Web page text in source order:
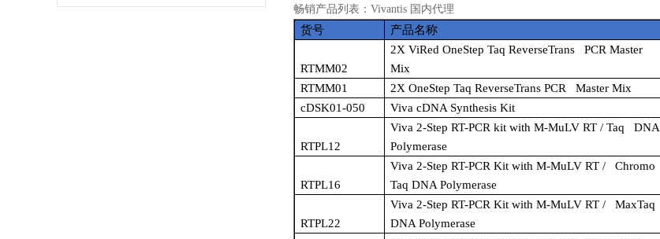
畅销产品列表： Vivantis 国内代理
货号 产品名称
RTMM02
2X ViRed OneStep Taq ReverseTrans PCR Master
Mix
RTMM01
2X OneStep Taq ReverseTrans PCR Master Mix
cDSK01-050
Viva cDNA Synthesis Kit
RTPL12
Viva 2-Step RT-PCR kit with M-MuLV RT / Taq DNA
Polymerase
RTPL16
Viva 2-Step RT-PCR Kit with M-MuLV RT / Chromo
Taq DNA Polymerase
RTPL22
Viva 2-Step RT-PCR Kit with M-MuLV RT / MaxTaq
DNA Polymerase